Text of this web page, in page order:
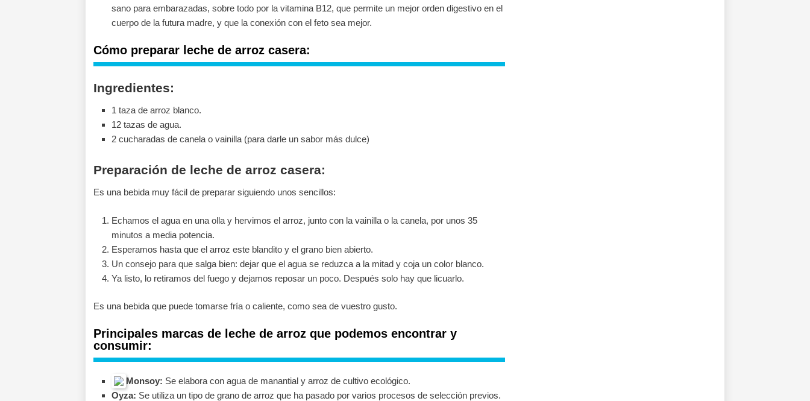
sano para embarazadas, sobre todo por la vitamina B12, que permite un mejor orden digestivo en el
cuerpo de la futura madre, y que la conexión con el feto sea mejor.
Cómo preparar leche de arroz casera:
Ingredientes:
1 taza de arroz blanco.
12 tazas de agua.
2 cucharadas de canela o vainilla (para darle un sabor más dulce)
Preparación de leche de arroz casera:
Es una bebida muy fácil de preparar siguiendo unos sencillos:
Echamos el agua en una olla y hervimos el arroz, junto con la vainilla o la canela, por unos 35
minutos a media potencia.
Esperamos hasta que el arroz este blandito y el grano bien abierto.
Un consejo para que salga bien: dejar que el agua se reduzca a la mitad y coja un color blanco.
Ya listo, lo retiramos del fuego y dejamos reposar un poco. Después solo hay que licuarlo.
Es una bebida que puede tomarse fría o caliente, como sea de vuestro gusto.
Principales marcas de leche de arroz que podemos encontrar y
consumir:
Monsoy: Se elabora con agua de manantial y arroz de cultivo ecológico.
Oyza: Se utiliza un tipo de grano de arroz que ha pasado por varios procesos de selección previos.